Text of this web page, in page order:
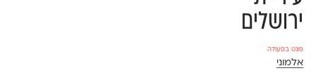
ירושלים
פונט בפעולה
אלמוני